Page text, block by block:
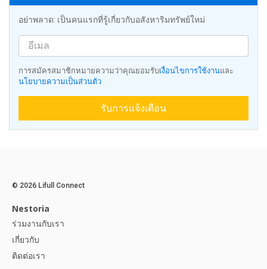
อย่าพลาด: เป็นคนแรกที่รู้เกี่ยวกับอสังหาริมทรัพย์ใหม่
การสมัครสมาชิกหมายความว่าคุณยอมรับเงื่อนไขการใช้งานและ
นโยบายความเป็นส่วนตัว
รับการแจ้งเตือน
© 2026 Lifull Connect
Nestoria
ร่วมงานกับเรา
เกี่ยวกับ
ติดต่อเรา